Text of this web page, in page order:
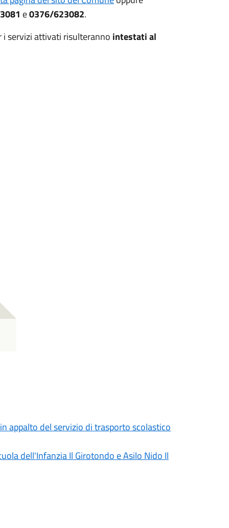
e0376/623082.
servizi attivati risulteranno intestati al
appalto del servizio di trasporto scolastico
dell'Infanzia Il Girotondo e Asilo Nido Il